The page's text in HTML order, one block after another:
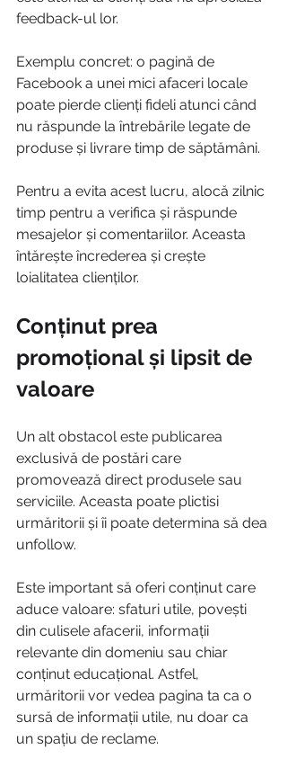
feedback-ul lor.
Exemplu concret: o pagină de
Facebook a unei mici afaceri locale
poate pierde clienți fideli atunci când
nu răspunde la întrebările legate de
produse și livrare timp de săptămâni.
Pentru a evita acest lucru, alocă zilnic
timp pentru a verifica și răspunde
mesajelor și comentariilor. Aceasta
întărește încrederea și crește
loialitatea clienților.
Conținut prea
promoțional și lipsit de
valoare
Un alt obstacol este publicarea
exclusivă de postări care
promovează direct produsele sau
serviciile. Aceasta poate plictisi
urmăritorii și îi poate determina să dea
unfollow.
Este important să oferi conținut care
aduce valoare: sfaturi utile, povești
din culisele afacerii, informații
relevante din domeniu sau chiar
conținut educațional. Astfel,
urmăritorii vor vedea pagina ta ca o
sursă de informații utile, nu doar ca
un spațiu de reclame.